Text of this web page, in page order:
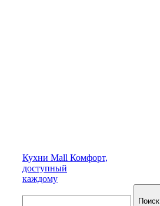
Кухни Mall Комфорт,
доступный
каждому
Поиск